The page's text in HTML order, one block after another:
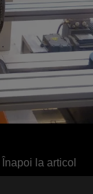
Înapoi la articol